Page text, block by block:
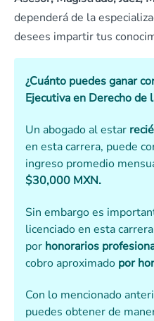
dependerá de la
desees impartir tus
¿Cuánto puedes ganar
Ejecutiva en Derecho de
Un abogado al estar
en esta carrera, puede
ingreso promedio
$30,000 MXN.
Sin embargo es
licenciado en esta
por honorarios
cobro aproximado por
Con lo mencionado
puedes obtener de